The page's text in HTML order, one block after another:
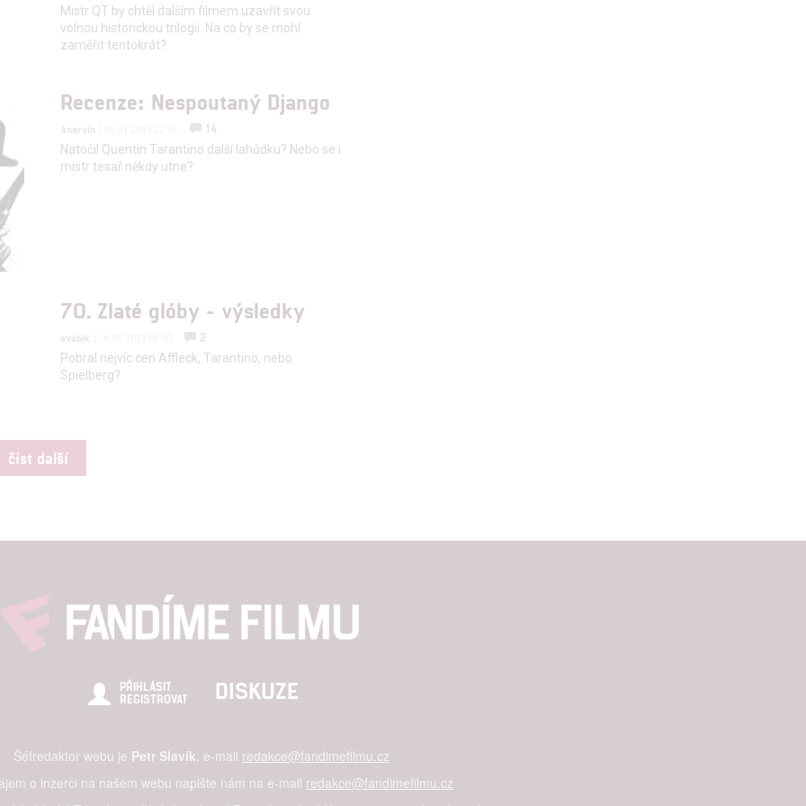
Mistr QT by chtěl dalším filmem uzavřít svou
volnou historickou trilogii. Na co by se mohl
zaměřit tentokrát?
Recenze: Nespoutaný Django
Anarvin
14
Natočil Quentin Tarantino další lahůdku? Nebo se i
mistr tesař někdy utne?
70. Zlaté glóby - výsledky
svobik
2
Pobral nejvíc cen Affleck, Tarantino, nebo
Spielberg?
číst další
PŘIHLÁSIT
REGISTROVAT
DISKUZE
Šéfredaktor webu je Petr Slavík , e-mail redakce@fandimefilmu.cz
o inzerci na našem webu napište nám na e-mail redakce@fandimefilmu.cz